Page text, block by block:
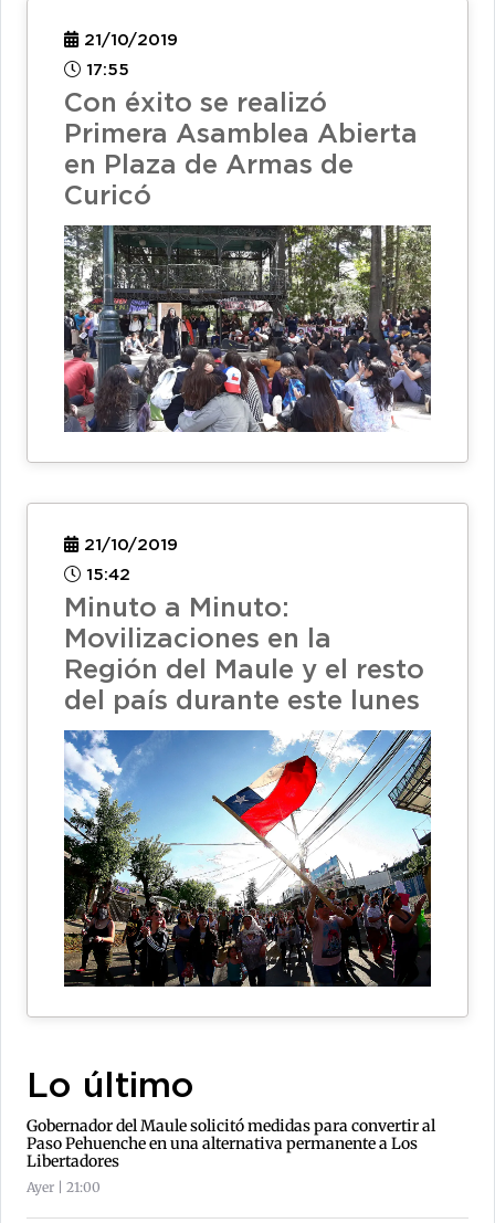
21/10/2019
17:55
Con éxito se realizó
Primera Asamblea Abierta
en Plaza de Armas de
Curicó
21/10/2019
15:42
Minuto a Minuto:
Movilizaciones en la
Región del Maule y el resto
del país durante este lunes
Lo último
Gobernador del Maule solicitó medidas para convertir al
Paso Pehuenche en una alternativa permanente a Los
Libertadores
Ayer | 21:00